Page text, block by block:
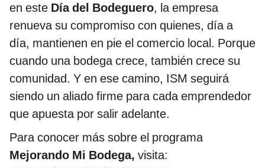
en este Día del Bodeguero, la empresa
renueva su compromiso con quienes, día a
día, mantienen en pie el comercio local. Porque
cuando una bodega crece, también crece su
comunidad. Y en ese camino, ISM seguirá
siendo un aliado firme para cada emprendedor
que apuesta por salir adelante.
Para conocer más sobre el programa
Mejorando Mi Bodega, visita: